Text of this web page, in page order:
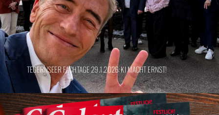
TEGERNSEER FACHTAGE 29.1.2026: KI MACHT ERNST!